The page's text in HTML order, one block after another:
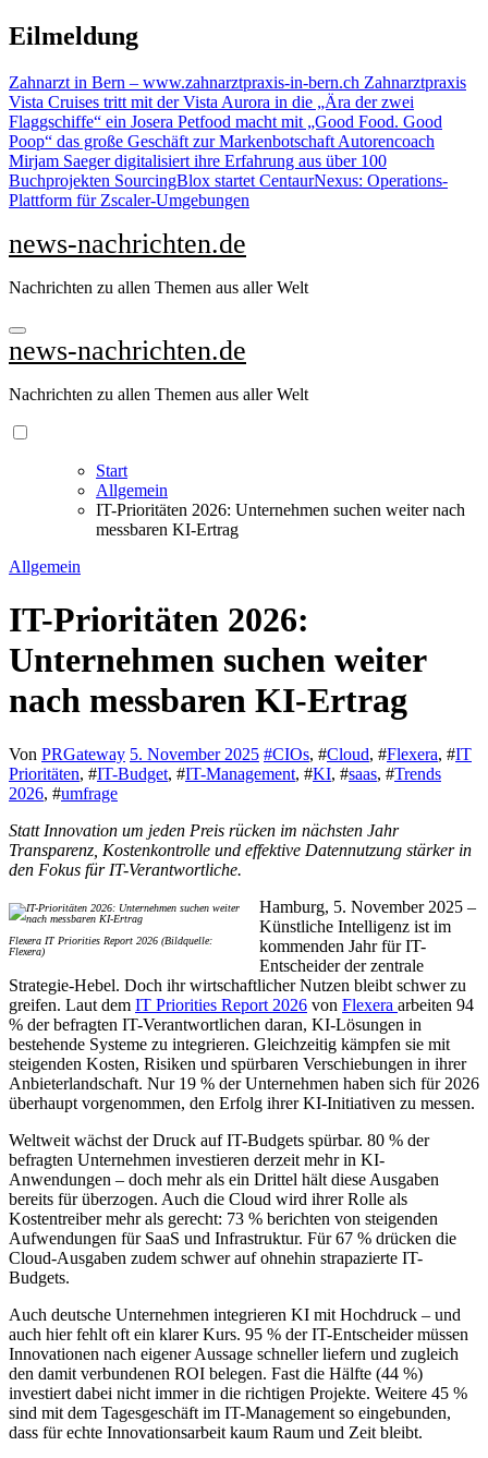
Zu
Inhalten
Eilmeldung
Zahnarzt in Bern – www.zahnarztpraxis-in-bern.ch Zahnarztpraxis
Vista Cruises tritt mit der Vista Aurora in die „Ära der zwei
Flaggschiffe“ ein Josera Petfood macht mit „Good Food. Good
Poop“ das große Geschäft zur Markenbotschaft Autorencoach
Mirjam Saeger digitalisiert ihre Erfahrung aus über 100
Buchprojekten SourcingBlox startet CentaurNexus: Operations-
Plattform für Zscaler-Umgebungen
news-nachrichten.de
Nachrichten zu allen Themen aus aller Welt
news-nachrichten.de
Nachrichten zu allen Themen aus aller Welt
Start
Allgemein
IT-Prioritäten 2026: Unternehmen suchen weiter nach
messbaren KI-Ertrag
Allgemein
IT-Prioritäten 2026:
Unternehmen suchen weiter
nach messbaren KI-Ertrag
Von PRGateway 5. November 2025 #CIOs, #Cloud, #Flexera, #IT
Prioritäten, #IT-Budget, #IT-Management, #KI, #saas, #Trends
2026, #umfrage
Statt Innovation um jeden Preis rücken im nächsten Jahr
Transparenz, Kostenkontrolle und effektive Datennutzung stärker in
den Fokus für IT-Verantwortliche.
Flexera IT Priorities Report 2026 (Bildquelle:
Flexera)
Hamburg, 5. November 2025 –
Künstliche Intelligenz ist im
kommenden Jahr für IT-
Entscheider der zentrale
Strategie-Hebel. Doch ihr wirtschaftlicher Nutzen bleibt schwer zu
greifen. Laut dem IT Priorities Report 2026 von Flexera arbeiten 94
% der befragten IT-Verantwortlichen daran, KI-Lösungen in
bestehende Systeme zu integrieren. Gleichzeitig kämpfen sie mit
steigenden Kosten, Risiken und spürbaren Verschiebungen in ihrer
Anbieterlandschaft. Nur 19 % der Unternehmen haben sich für 2026
überhaupt vorgenommen, den Erfolg ihrer KI-Initiativen zu messen.
Weltweit wächst der Druck auf IT-Budgets spürbar. 80 % der
befragten Unternehmen investieren derzeit mehr in KI-
Anwendungen – doch mehr als ein Drittel hält diese Ausgaben
bereits für überzogen. Auch die Cloud wird ihrer Rolle als
Kostentreiber mehr als gerecht: 73 % berichten von steigenden
Aufwendungen für SaaS und Infrastruktur. Für 67 % drücken die
Cloud-Ausgaben zudem schwer auf ohnehin strapazierte IT-
Budgets.
Auch deutsche Unternehmen integrieren KI mit Hochdruck – und
auch hier fehlt oft ein klarer Kurs. 95 % der IT-Entscheider müssen
Innovationen nach eigener Aussage schneller liefern und zugleich
den damit verbundenen ROI belegen. Fast die Hälfte (44 %)
investiert dabei nicht immer in die richtigen Projekte. Weitere 45 %
sind mit dem Tagesgeschäft im IT-Management so eingebunden,
dass für echte Innovationsarbeit kaum Raum und Zeit bleibt.